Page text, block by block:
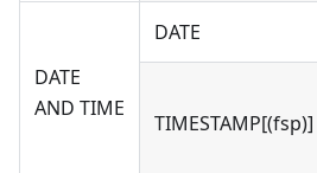
DATE
AND TIME
DATE
TIMESTAMP[(fsp)]